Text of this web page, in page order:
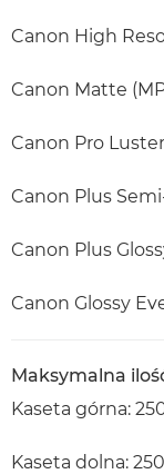
Canon High
Canon Matte
Canon Pro Luster
Canon Plus
Canon Plus
Canon Glossy
Maksymalna
Kaseta górna:
Kaseta dolna: